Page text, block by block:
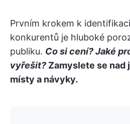
Prvním krokem k
konkurentů je hluboké
publiku. Co si cení? Jaké
vyřešit? Zamyslete se
místy a návyky.